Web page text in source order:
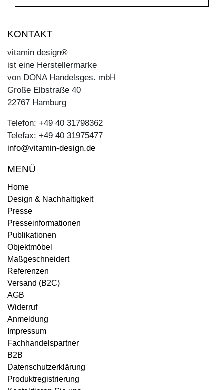
KONTAKT
vitamin design®
ist eine Herstellermarke
von DONA Handelsges. mbH
Große Elbstraße 40
22767 Hamburg
Telefon: +49 40 31798362
Telefax: +49 40 31975477
info@vitamin-design.de
MENÜ
Home
Design & Nachhaltigkeit
Presse
Presseinformationen
Publikationen
Objektmöbel
Maßgeschneidert
Referenzen
Versand (B2C)
AGB
Widerruf
Anmeldung
Impressum
Fachhandelspartner
B2B
Datenschutzerklärung
Produktregistrierung